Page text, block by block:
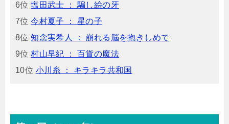
6位塩田武士 ： 騙し絵の牙
7位今村夏子 ： 星の子
8位知念実希人 ： 崩れる脳を抱きしめて
9位村山早紀 ： 百貨の魔法
10位 小川糸 ： キラキラ共和国